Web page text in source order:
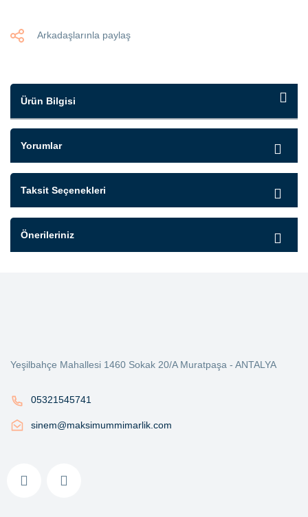
Arkadaşlarınla paylaş
Ürün Bilgisi
Yorumlar
Taksit Seçenekleri
Önerileriniz
Yeşilbahçe Mahallesi 1460 Sokak 20/A Muratpaşa - ANTALYA
05321545741
sinem@maksimummimarlik.com